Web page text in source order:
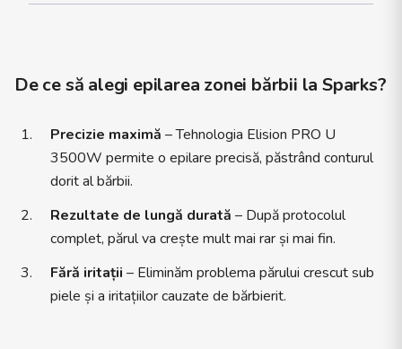
personalizată și explică fiecare pas al tratamentului, astfel
încât fiecare persoană să se simtă în siguranță și răsfățată.
imaginea modernă și rafinată a salonului, lucrând în strânsă
colaborare cu ceilalți specialiști pentru a oferi o experiență
completă de frumusețe. Mereu la curent cu tendințele. Dacă
îți dorești o piele îngrijită, un ten luminos și o experiență de
beauty relaxantă, Elena Panta este alegerea ideală pentru
tine.
De ce să alegi epilarea zonei bărbii la Sparks?
Precizie maximă – Tehnologia Elision PRO U
3500W permite o epilare precisă, păstrând conturul
dorit al bărbii.
Rezultate de lungă durată – După protocolul
complet, părul va crește mult mai rar și mai fin.
Fără iritații – Eliminăm problema părului crescut sub
piele și a iritațiilor cauzate de bărbierit.